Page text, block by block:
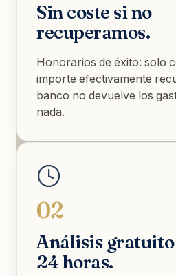
Sin coste si no
recuperamos.
Honorarios de éxito: solo
importe efectivamente
banco no devuelve los
nada.
02
Análisis gratuito
24 horas.